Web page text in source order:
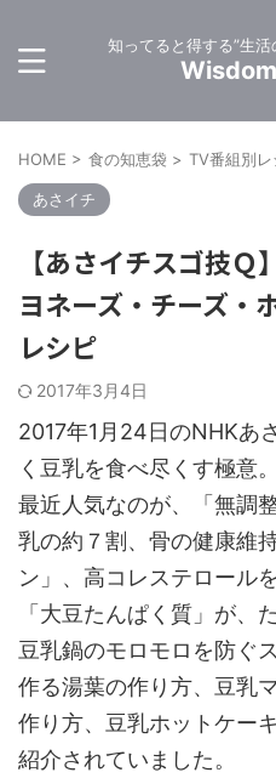
知ってると得する”生活
HOME > 食の知恵袋 > TV番組別レ
あさイチ
【あさイチスゴ技
ヨネーズ・チーズ・
レシピ
2017年3月4日
2017年1月24日のNHKあ
く豆乳を食べ尽くす極意。
最近人気なのが、「無調
乳の約７割、骨の健康維
ン」、高コレステロール
「大豆たんぱく質」が、
豆乳鍋のモロモロを防ぐ
作る湯葉の作り方、豆乳
作り方、豆乳ホットケー
紹介されていました。